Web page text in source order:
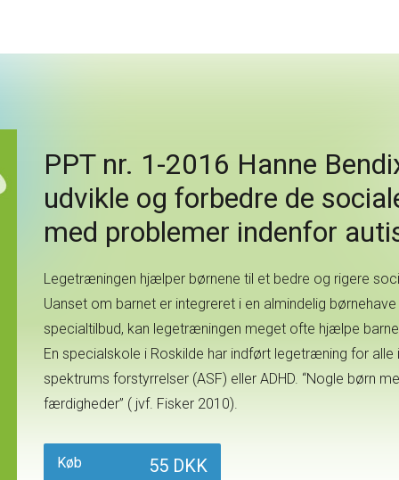
PPT nr. 1-2016 Hanne
udvikle og forbedre de
med problemer indenfor
Legetræningen hjælper børnene til et bedre og rigere
Uanset om barnet er integreret i en almindelig
specialtilbud, kan legetræningen meget ofte hjælpe
En specialskole i Roskilde har indført legetræning for
spektrums forstyrrelser (ASF) eller ADHD. “Nogle børn
færdigheder” ( jvf. Fisker 2010).
Køb 55 DKK